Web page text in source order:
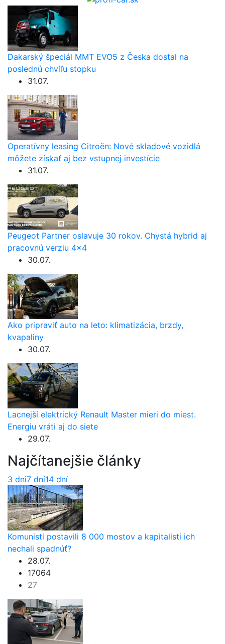
Dakarský špeciál MMT EVO5 z Česka dostal na
poslednú chvíľu stopku
31.07.
Operatívny leasing Citroën: Nové skladové vozidlá
môžete získať aj bez vstupnej investície
31.07.
Peugeot Partner oslavuje 30 rokov. Chystá hybrid aj
pracovnú verziu 4×4
30.07.
Ako pripraviť auto na leto: klimatizácia, brzdy,
kvapaliny
30.07.
Lacnejší elektrický Renault Master mieri do miest.
Energiu vráti aj do siete
29.07.
Najčítanejšie články
3 dni7 dní14 dní
Komunisti postavili 8 000 mostov a kapitalisti ich
nechali spadnúť?
28.07.
17064
27